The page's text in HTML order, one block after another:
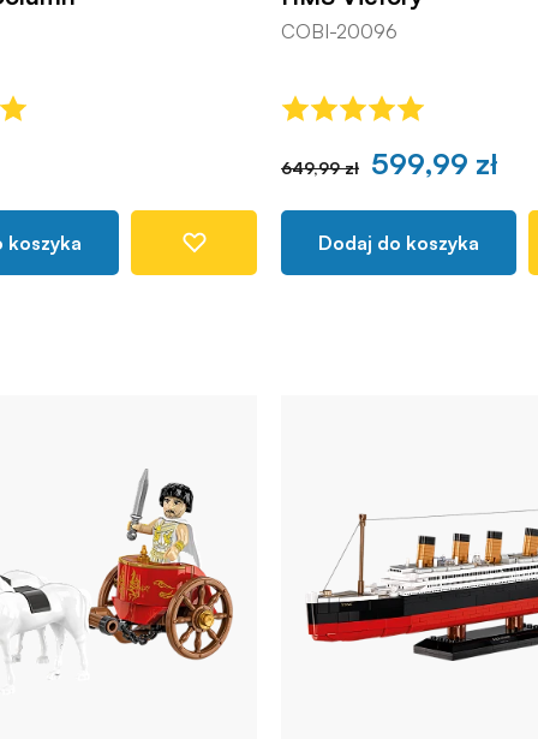
koszyka
COBI-20096
649,99 zł 599,99 zł
Dodaj do koszyka